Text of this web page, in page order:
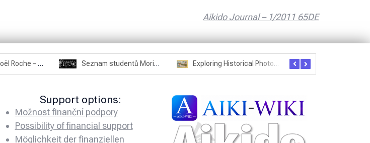
Aikido Journal – 1/2011 65DE
Rozhovor – Joël Roche – 12.4.2025 – Praha, Karlín Seznam studentů Moriheie Ueshiby Exploring Historical Photos – Postcard from the Kwantung Army
Support options:
Možnost finanční podpory
Possibility of financial support
Möglichkeit der finanziellen